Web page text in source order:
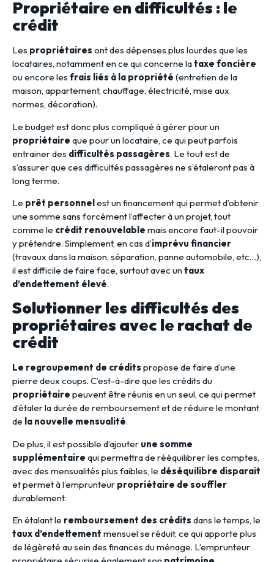
Propriétaire en difficultés : le
crédit
Les propriétaires ont des dépenses plus lourdes que les
locataires, notamment en ce qui concerne lataxe foncière
ou encore les frais liés à la propriété (entretien de la
maison, appartement, chauffage, électricité, mise aux
normes, décoration).
Le budget est donc plus compliqué à gérer pour un
propriétaire que pour un locataire, ce qui peut parfois
entrainer des difficultés passagères. Le tout est de
s’assurer que ces difficultés passagères ne s’étaleront pas à
long terme.
Le prêt personnelest un financement qui permet d’obtenir
une somme sans forcément l’affecter à un projet, tout
comme le crédit renouvelable mais encore faut-il pouvoir
y prétendre. Simplement, en cas d’imprévu financier
(travaux dans la maison, séparation, panne automobile, etc…),
il est difficile de faire face, surtout avec un taux
d’endettement élevé.
Solutionner les difficultés des
propriétaires avec le rachat de
crédit
Le regroupement de crédits propose de faire d’une
pierre deux coups. C’est-à-dire que les crédits du
propriétaire peuvent être réunis en un seul, ce qui permet
d’étaler la durée de remboursement et de réduire le montant
de la nouvelle mensualité.
De plus, il est possible d’ajouter une somme
supplémentaire qui permettra de rééquilibrer les comptes,
avec des mensualités plus faibles, le déséquilibre disparait
et permet à l’emprunteur propriétaire de souffler
durablement.
En étalant le remboursement des crédits dans le temps, le
taux d’endettement mensuel se réduit, ce qui apporte plus
de légèreté au sein des finances du ménage. L’emprunteur